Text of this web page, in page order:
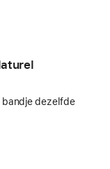
bandje dezelfde